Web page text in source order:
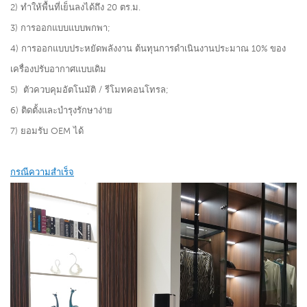
2) ทำให้พื้นที่เย็นลงได้ถึง 20 ตร.ม.
3) การออกแบบแบบพกพา;
4) การออกแบบประหยัดพลังงาน ต้นทุนการดำเนินงานประมาณ 10% ของ
เครื่องปรับอากาศแบบเดิม
5) ตัวควบคุมอัตโนมัติ / รีโมทคอนโทรล;
6) ติดตั้งและบำรุงรักษาง่าย
7) ยอมรับ OEM ได้
กรณีความสำเร็จ